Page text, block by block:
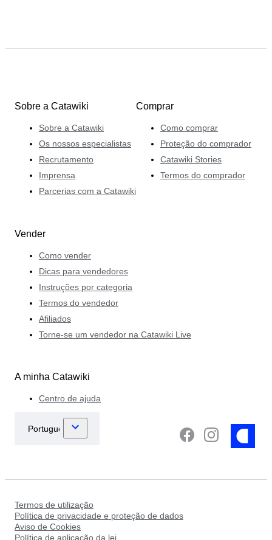
Sobre a Catawiki
Sobre a Catawiki
Os nossos especialistas
Recrutamento
Imprensa
Parcerias com a Catawiki
Comprar
Como comprar
Proteção do comprador
Catawiki Stories
Termos do comprador
Vender
Como vender
Dicas para vendedores
Instruções por categoria
Termos do vendedor
Afiliados
Torne-se um vendedor na Catawiki Live
A minha Catawiki
Centro de ajuda
Termos de utilização
Política de privacidade e proteção de dados
Aviso de Cookies
Política de aplicação da lei